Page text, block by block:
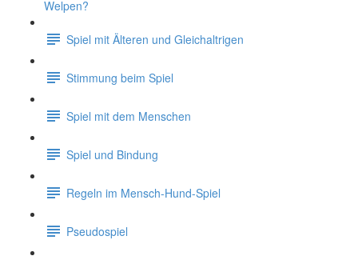
Welpen?
Spiel mit Älteren und Gleichaltrigen
Stimmung beim Spiel
Spiel mit dem Menschen
Spiel und Bindung
Regeln im Mensch-Hund-Spiel
Pseudospiel